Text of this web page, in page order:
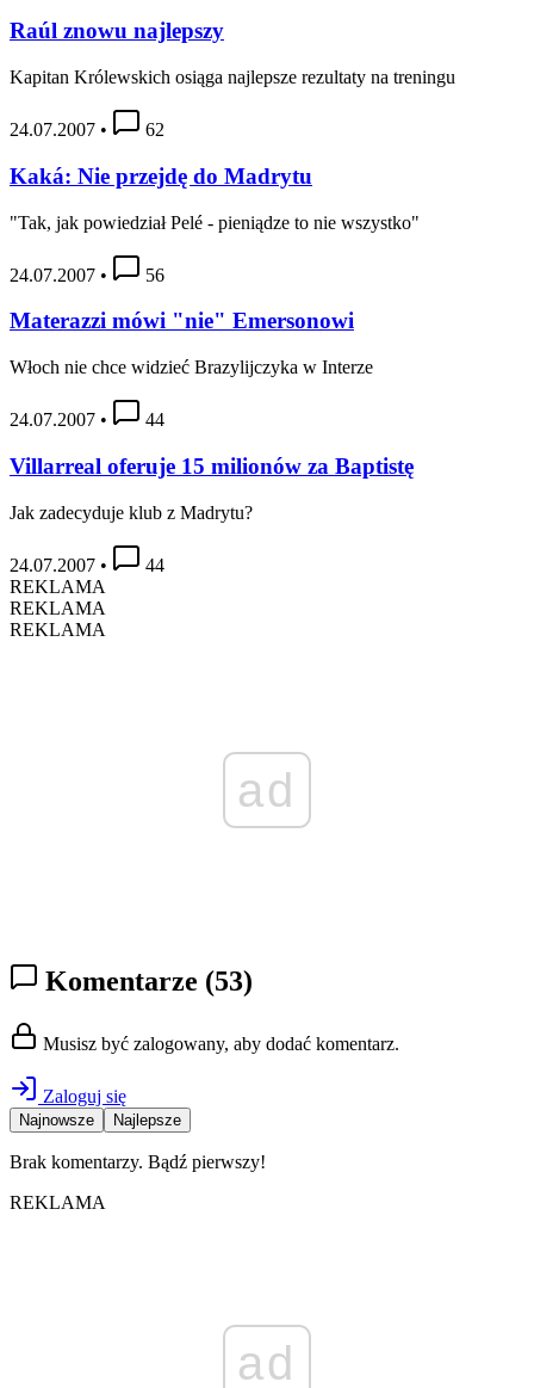
Raúl znowu najlepszy
Kapitan Królewskich osiąga najlepsze rezultaty na treningu
24.07.2007 • 62
Kaká: Nie przejdę do Madrytu
"Tak, jak powiedział Pelé - pieniądze to nie wszystko"
24.07.2007 • 56
Materazzi mówi "nie" Emersonowi
Włoch nie chce widzieć Brazylijczyka w Interze
24.07.2007 • 44
Villarreal oferuje 15 milionów za Baptistę
Jak zadecyduje klub z Madrytu?
24.07.2007 •
44
REKLAMA
REKLAMA
REKLAMA
ad
Komentarze (53)
Musisz być zalogowany, aby dodać komentarz.
Zaloguj się
Najnowsze Najlepsze
Brak komentarzy. Bądź pierwszy!
REKLAMA
ad